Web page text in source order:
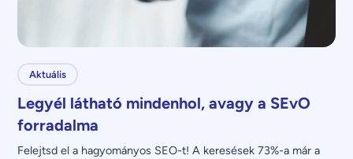
Aktuális
Legyél látható mindenhol, avagy a SEvO
forradalma
Felejtsd el a hagyományos SEO-t! A keresések 73%-a már a